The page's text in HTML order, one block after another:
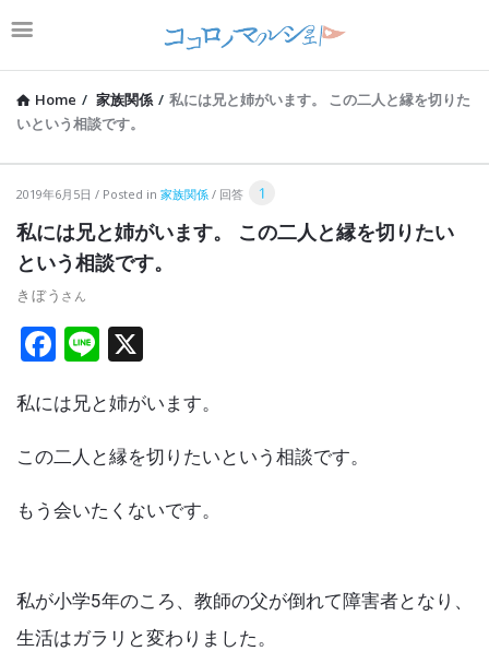
Home / 家族関係 / 私には兄と姉がいます。 この二人と縁を切りた
いという相談です。
コ
コ
ロ
ノ
マ
ル
シ
Latest
2019年6月5日 Posted in 家族関係 回答 1
私には兄と姉がいます。 この二人と縁を切りたい
という相談です。
きぼう
F
ce
b
o
Li
e
私には兄と姉がいます。
この二人と縁を切りたいという相談です。
もう会いたくないです。
私が小学5年のころ、教師の父が倒れて障害者となり、
生活はガラリと変わりました。